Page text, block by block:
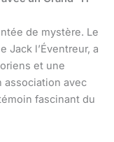
de mystère. Le
Jack l’Éventreur, a
et une
association avec
fascinant du